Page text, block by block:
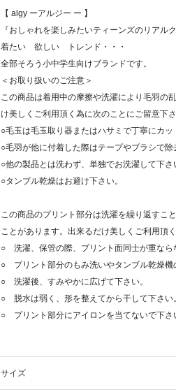
【 algy ーアルジー ー 】
『おしゃれを楽しみたいティーンズのリアルク
着たい 欲しい トレンド・・・
全部そろう小中学生向けブランドです。
＜お取り扱いのご注意＞
この商品は着用中の摩擦や洗濯により毛羽の
け美しくご利用頂く為に次のことにご留意下さ
○毛玉は毛玉取り器またはハサミで丁寧にカッ
○毛羽が他に付着した際はテープやブラシで除
○他の製品とは洗わず、単独でお洗濯して下さ
○タンブル乾燥はお避け下さい。
この商品のプリント部分は洗濯を繰り返すこ
ことがあります。出来るだけ美しくご利用頂
○ 洗濯、保管の際、プリント面同士が重なら
○ プリント部分のもみ洗いやタンブル乾燥機
○ 洗濯後、すみやかに広げて下さい。
○ 脱水は弱く、形を整えてから干して下さい。
○ プリント部分にアイロンを当てないで下さ
サイズ